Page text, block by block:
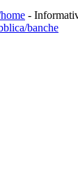
-
banche